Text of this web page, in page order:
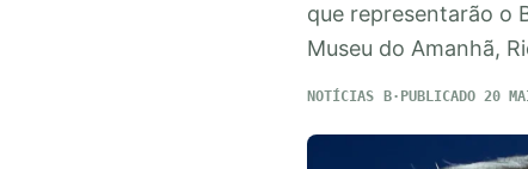
que representarão o
Museu do Amanhã,
NOTÍCIAS PUBLICADO 20